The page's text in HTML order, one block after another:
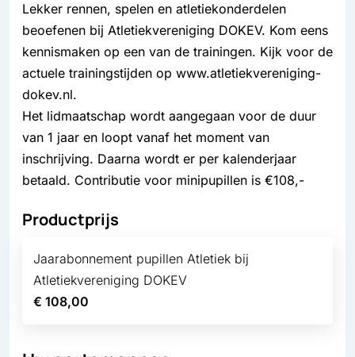
Lekker rennen, spelen en atletiekonderdelen
beoefenen bij Atletiekvereniging DOKEV. Kom eens
kennismaken op een van de trainingen. Kijk voor de
actuele trainingstijden op www.atletiekvereniging-
dokev.nl.
Het lidmaatschap wordt aangegaan voor de duur
van 1 jaar en loopt vanaf het moment van
inschrijving. Daarna wordt er per kalenderjaar
betaald. Contributie voor minipupillen is €108,-
Productprijs
Jaarabonnement pupillen Atletiek bij
Atletiekvereniging DOKEV
€ 108,00